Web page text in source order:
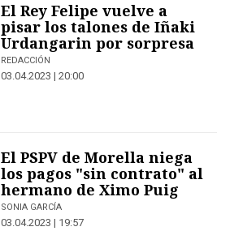
El Rey Felipe vuelve a
pisar los talones de Iñaki
Urdangarin por sorpresa
REDACCIÓN
03.04.2023 | 20:00
El PSPV de Morella niega
los pagos "sin contrato" al
hermano de Ximo Puig
SONIA GARCÍA
03.04.2023 | 19:57